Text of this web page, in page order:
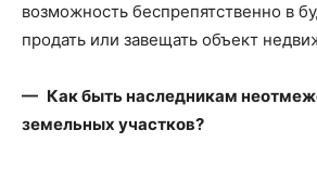
возможность беспрепятственно в
продать или завещать объект
— Как быть наследникам
земельных участков?